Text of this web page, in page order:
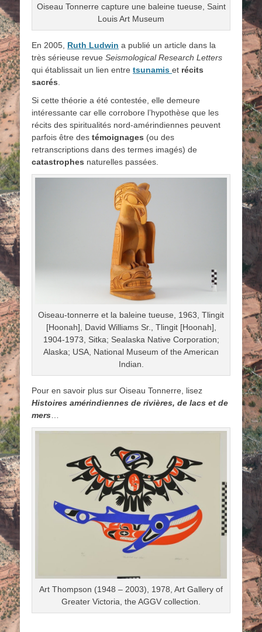
Oiseau Tonnerre capture une baleine tueuse, Saint
Louis Art Museum
En 2005, Ruth Ludwin a publié un article dans la
très sérieuse revue Seismological Research Letters
qui établissait un lien entre tsunamis et récits
sacrés
Si cette théorie a été contestée, elle demeure
intéressante car elle corrobore l’hypothèse que les
récits des spiritualités nord-amérindiennes peuvent
parfois être des témoignages (ou des
retranscriptions dans des termes imagés) de
catastrophes naturelles passées.
Oiseau-tonnerre et la baleine tueuse, 1963, Tlingit
[Hoonah], David Williams Sr., Tlingit [Hoonah],
1904-1973, Sitka; Sealaska Native Corporation;
Alaska; USA, National Museum of the American
Indian.
Pour en savoir plus sur Oiseau Tonnerre, lisez
Histoires amérindiennes de rivières, de lacs et de
mers…
Art Thompson (1948 – 2003), 1978, Art Gallery of
Greater Victoria, the AGGV collection.